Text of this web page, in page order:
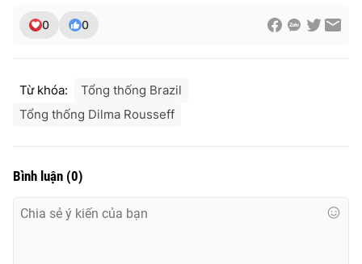
Cơ quan báo chí:
Giấy phép hoạt động báo in và báo điện tử số 483/GP-BTTTT
Vũ Thanh Thủy
Nguyễn Trọng Ninh
toasoan@vtv.vn
Liên hệ quảng cáo:024-7300.7108
0 0
Từ khóa:
Tổng thống Brazil
Tổng thống Dilma Rousseff
Bình luận (0)